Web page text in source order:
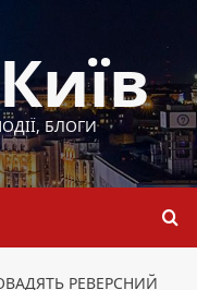
БЛОГИ
РЕВЕРСНИЙ